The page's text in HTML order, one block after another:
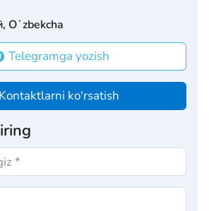
Oʻzbekcha
Telegramga yozish
Kontaktlarni ko'rsatish